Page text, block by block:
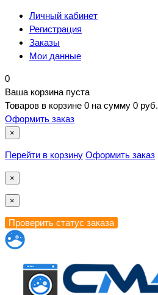
Личный кабинет
Регистрация
Заказы
Мои данные
0
Ваша корзина пуста
Товаров в корзине 0 на сумму 0 руб.
Оформить заказ
×
Перейти в корзину Оформить заказ
×
×